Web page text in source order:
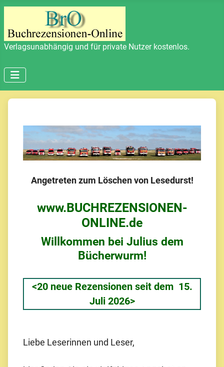
Verlagsunabhängig und für private Nutzer kostenlos.
Angetreten zum Löschen von Lesedurst!
www.BUCHREZENSIONEN-
ONLINE.de
Willkommen bei Julius dem
Bücherwurm!
<20 neue Rezensionen seit dem 15.
Juli 2026>
Liebe Leserinnen und Leser,